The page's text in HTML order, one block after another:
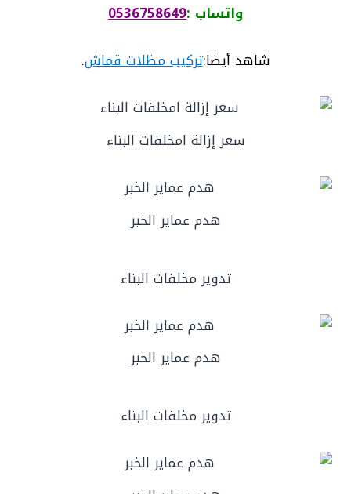
واتساب :0536758649
شاهد أيضا:تركيب مظلات قماش.
سعر إزالة امخلفات البناء
هدم عماير الخبر
تدوير مخلفات البناء
هدم عماير الخبر
تدوير مخلفات البناء